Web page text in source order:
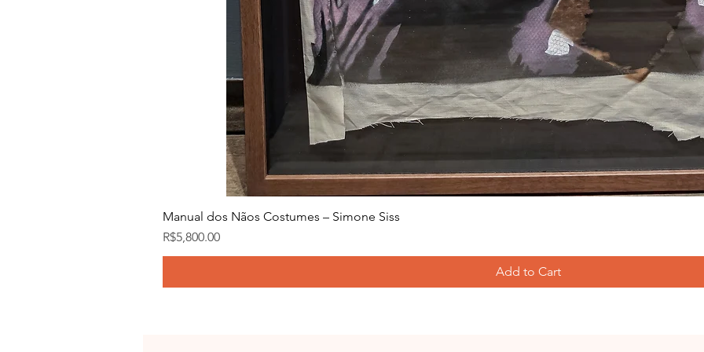
Manual dos Nãos Costumes – Simone Siss
Price
R$5,800.00
Add to Cart